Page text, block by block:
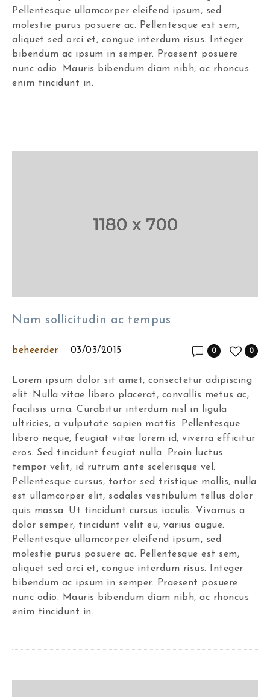
Pellentesque ullamcorper eleifend ipsum, sed
molestie purus posuere ac. Pellentesque est sem,
aliquet sed orci et, congue interdum risus. Integer
bibendum ac ipsum in semper. Praesent posuere
nunc odio. Mauris bibendum diam nibh, ac rhoncus
enim tincidunt in.
Nam sollicitudin ac tempus
beheerder 03/03/2015 0
0
Lorem ipsum dolor sit amet, consectetur adipiscing
elit. Nulla vitae libero placerat, convallis metus ac,
facilisis urna. Curabitur interdum nisl in ligula
ultricies, a vulputate sapien mattis. Pellentesque
libero neque, feugiat vitae lorem id, viverra efficitur
eros. Sed tincidunt feugiat nulla. Proin luctus
tempor velit, id rutrum ante scelerisque vel.
Pellentesque cursus, tortor sed tristique mollis, nulla
est ullamcorper elit, sodales vestibulum tellus dolor
quis massa. Ut tincidunt cursus iaculis. Vivamus a
dolor semper, tincidunt velit eu, varius augue.
Pellentesque ullamcorper eleifend ipsum, sed
molestie purus posuere ac. Pellentesque est sem,
aliquet sed orci et, congue interdum risus. Integer
bibendum ac ipsum in semper. Praesent posuere
nunc odio. Mauris bibendum diam nibh, ac rhoncus
enim tincidunt in.